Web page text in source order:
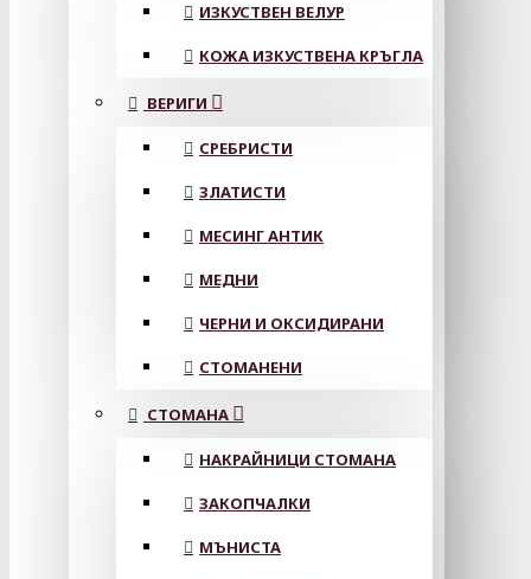
ИЗКУСТВЕН ВЕЛУР
КОЖА ИЗКУСТВЕНА КРЪГЛА
ВЕРИГИ
СРЕБРИСТИ
ЗЛАТИСТИ
МЕСИНГ АНТИК
МЕДНИ
ЧЕРНИ И ОКСИДИРАНИ
СТОМАНЕНИ
СТОМАНА
НАКРАЙНИЦИ СТОМАНА
ЗАКОПЧАЛКИ
МЪНИСТА